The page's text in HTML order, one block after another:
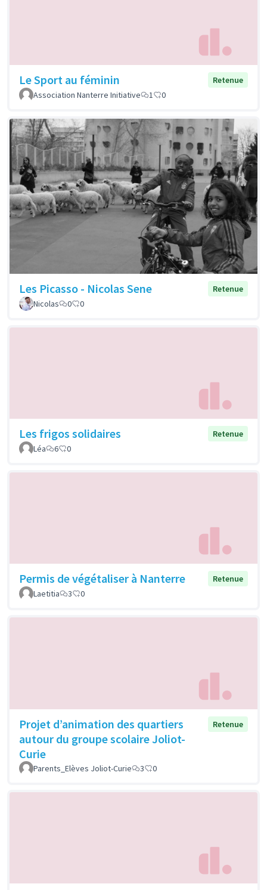
Le Sport au féminin
Retenue
Association Nanterre Initiative
1 0
Les Picasso - Nicolas Sene
Retenue
Nicolas
0 0
Les frigos solidaires
Retenue
Léa
6 0
Permis de végétaliser à Nanterre
Retenue
Laetitia
3 0
Projet d’animation des quartiers
autour du groupe scolaire Joliot-
Curie
Retenue
Parents_Elèves Joliot-Curie 3 0